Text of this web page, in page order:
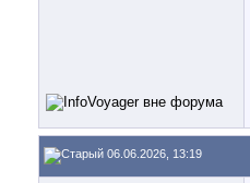
06.06.2026, 13:19